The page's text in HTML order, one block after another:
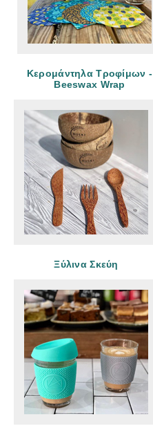
Κερομάντηλα Τροφίμων -
Beeswax Wrap
Ξύλινα Σκεύη